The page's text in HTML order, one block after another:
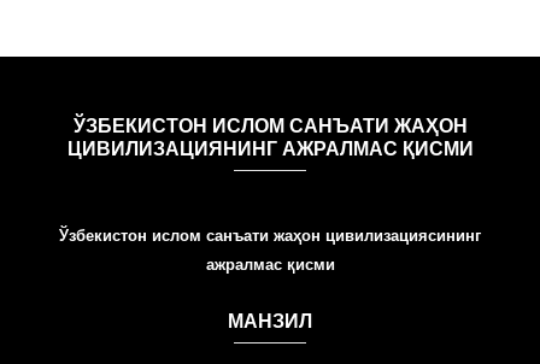
ЎЗБЕКИСТОН ИСЛОМ САНЪАТИ ЖАҲОН
ЦИВИЛИЗАЦИЯНИНГ АЖРАЛМАС ҚИСМИ
Ўзбекистон ислом санъати жаҳон цивилизациясининг
ажралмас қисми
МАНЗИЛ